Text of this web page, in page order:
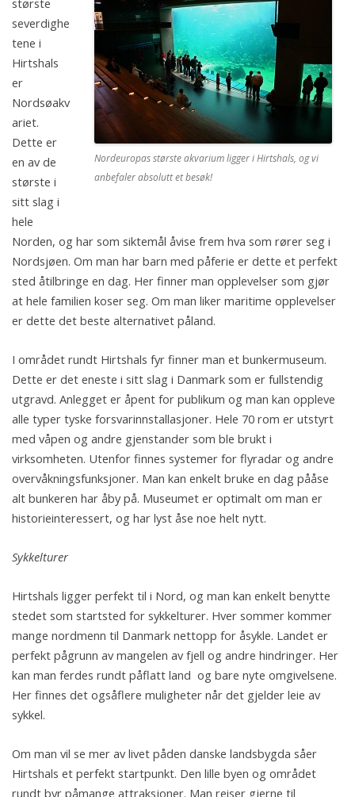
Nordeuropas største akvarium ligger i Hirtshals, og vi
anbefaler absolutt et besøk!
største
severdighe
tene i
Hirtshals
er
Nordsøakv
ariet.
Dette er
en av de
største i
sitt slag i
hele
Norden, og har som siktemål åvise frem hva som rører seg i
Nordsjøen. Om man har barn med påferie er dette et perfekt
sted åtilbringe en dag. Her finner man opplevelser som gjør
at hele familien koser seg. Om man liker maritime opplevelser
er dette det beste alternativet påland.
I området rundt Hirtshals fyr finner man et bunkermuseum.
Dette er det eneste i sitt slag i Danmark som er fullstendig
utgravd. Anlegget er åpent for publikum og man kan oppleve
alle typer tyske forsvarinnstallasjoner. Hele 70 rom er utstyrt
med våpen og andre gjenstander som ble brukt i
virksomheten. Utenfor finnes systemer for flyradar og andre
overvåkningsfunksjoner. Man kan enkelt bruke en dag pååse
alt bunkeren har åby på. Museumet er optimalt om man er
historieinteressert, og har lyst åse noe helt nytt.
Sykkelturer
Hirtshals ligger perfekt til i Nord, og man kan enkelt benytte
stedet som startsted for sykkelturer. Hver sommer kommer
mange nordmenn til Danmark nettopp for åsykle. Landet er
perfekt pågrunn av mangelen av fjell og andre hindringer. Her
kan man ferdes rundt påflatt land og bare nyte omgivelsene.
Her finnes det ogsåflere muligheter når det gjelder leie av
sykkel.
Om man vil se mer av livet påden danske landsbygda såer
Hirtshals et perfekt startpunkt. Den lille byen og området
rundt byr påmange attraksjoner. Man reiser gjerne til